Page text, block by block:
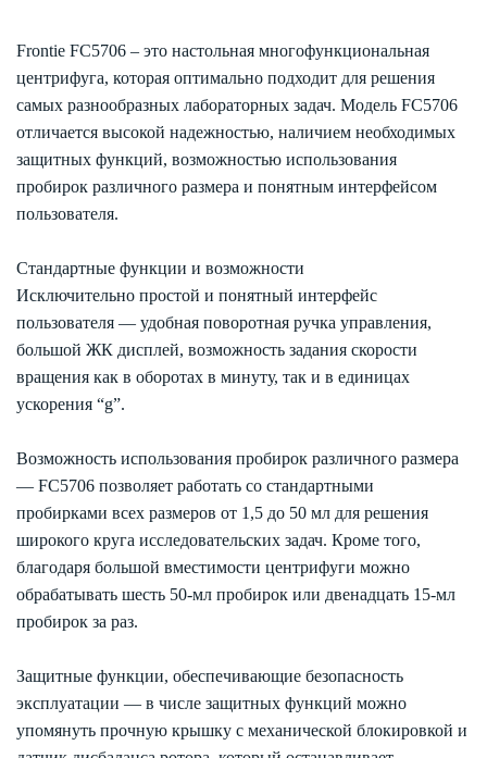
Frontie FC5706 – это настольная многофункциональная
центрифуга, которая оптимально подходит для решения
самых разнообразных лабораторных задач. Модель FC5706
отличается высокой надежностью, наличием необходимых
защитных функций, возможностью использования
пробирок различного размера и понятным интерфейсом
пользователя.
Стандартные функции и возможности
Исключительно простой и понятный интерфейс
пользователя — удобная поворотная ручка управления,
большой ЖК дисплей, возможность задания скорости
вращения как в оборотах в минуту, так и в единицах
ускорения “g”.
Возможность использования пробирок различного размера
— FC5706 позволяет работать со стандартными
пробирками всех размеров от 1,5 до 50 мл для решения
широкого круга исследовательских задач. Кроме того,
благодаря большой вместимости центрифуги можно
обрабатывать шесть 50-мл пробирок или двенадцать 15-мл
пробирок за раз.
Защитные функции, обеспечивающие безопасность
эксплуатации — в числе защитных функций можно
упомянуть прочную крышку с механической блокировкой и